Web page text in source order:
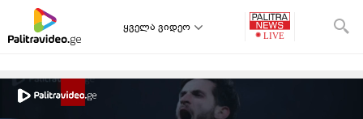
ყველა ვიდეო